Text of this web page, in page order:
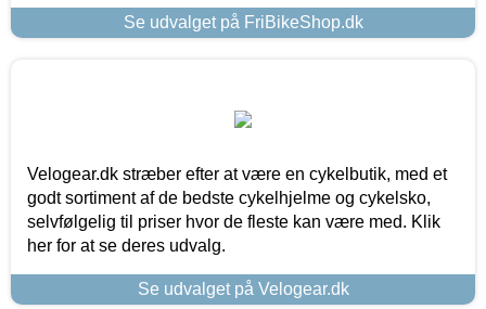
Se udvalget på FriBikeShop.dk
Velogear.dk stræber efter at være en cykelbutik, med et
godt sortiment af de bedste cykelhjelme og cykelsko,
selvfølgelig til priser hvor de fleste kan være med. Klik
her for at se deres udvalg.
Se udvalget på Velogear.dk